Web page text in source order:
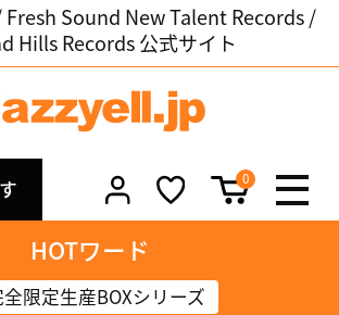
Sound New Talent Records /
Hills Records 公式サイト
0
HOTワード
全限定生産BOXシリーズ